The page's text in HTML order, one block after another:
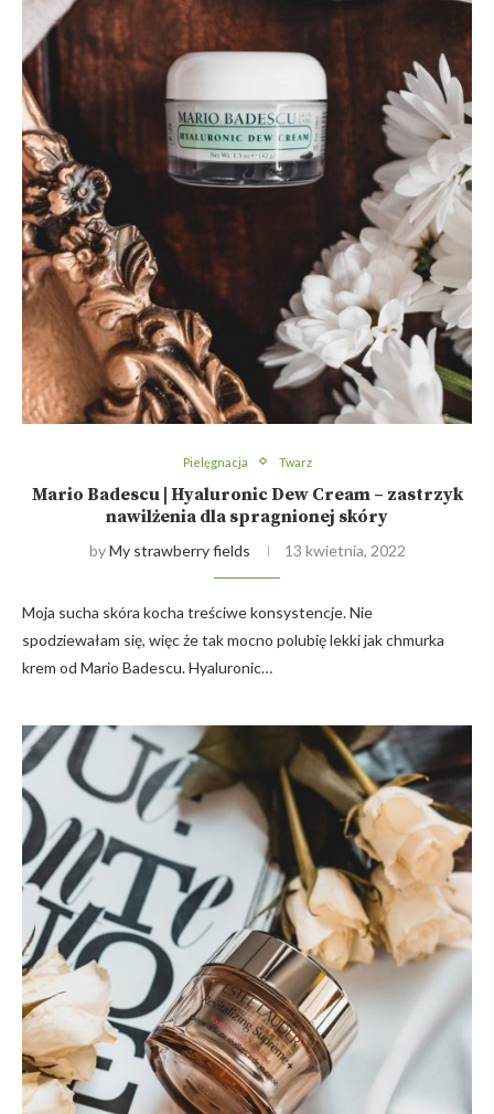
Pielęgnacja Twarz
Mario Badescu | Hyaluronic Dew Cream – zastrzyk
nawilżenia dla spragnionej skóry
byMy strawberry fields 13 kwietnia, 2022
Moja sucha skóra kocha treściwe konsystencje. Nie
spodziewałam się, więc że tak mocno polubię lekki jak chmurka
krem od Mario Badescu. Hyaluronic…